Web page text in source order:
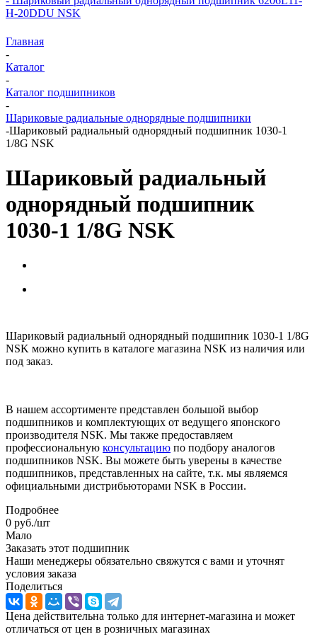
H-20DDU NSK
Главная
-
Каталог
-
Каталог подшипников
-
Шариковые радиальные однорядные подшипники
-Шариковый радиальный однорядный подшипник 1030-1
1/8G NSK
Шариковый радиальный
однорядный подшипник
1030-1 1/8G NSK
Шариковый радиальный однорядный подшипник 1030-1 1/8G
NSK можно купить в каталоге магазина NSK из наличия или
под заказ.
В нашем ассортименте представлен большой выбор
подшипников и комплектующих от ведущего японского
производителя NSK. Мы также предоставляем
профессиональную консультацию по подбору аналогов
подшипников NSK. Вы можете быть уверены в качестве
подшипников, представленных на сайте, т.к. мы являемся
официальными дистрибьюторами NSK в России.
Подробнее
0 руб./шт
Мало
Заказать этот подшипник
Наши менеджеры обязательно свяжутся с вами и уточнят
условия заказа
Поделиться
Цена действительна только для интернет-магазина и может
отличаться от цен в розничных магазинах